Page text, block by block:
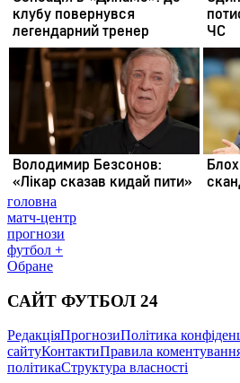
головна
матч-центр
прогнози
футбол +
Обране
САЙТ ФУТБОЛ 24
РедакціяПрогнозиПолітика
сайтуКонтактиПравила
політикаСтруктура власності